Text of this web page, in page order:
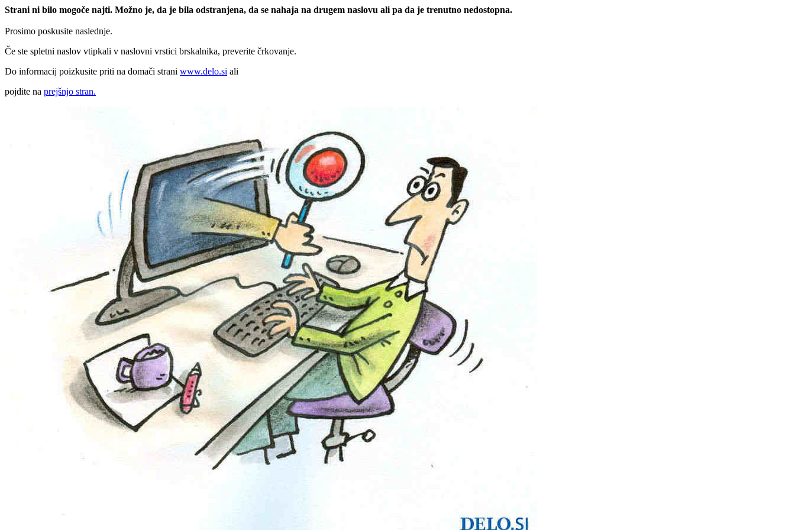
Strani ni bilo mogoče najti. Možno je, da je bila odstranjena, da se nahaja na drugem naslovu ali pa da je trenutno nedostopna.
Prosimo poskusite naslednje.
Če ste spletni naslov vtipkali v naslovni vrstici brskalnika, preverite črkovanje.
Do informacij poizkusite priti na domači strani www.delo.si ali
pojdite na prejšnjo stran.